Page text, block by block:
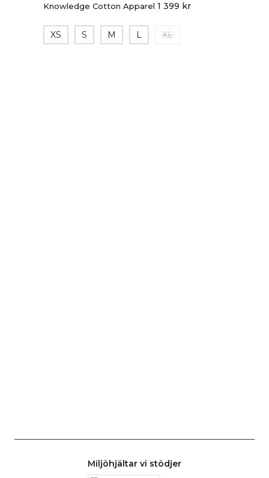
Knowledge Cotton Apparel 1 399 kr
XS S M L XL
Miljöhjältar vi stödjer